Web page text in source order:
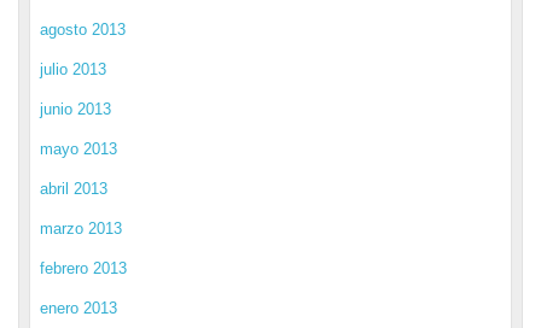
agosto 2013
julio 2013
junio 2013
mayo 2013
abril 2013
marzo 2013
febrero 2013
enero 2013